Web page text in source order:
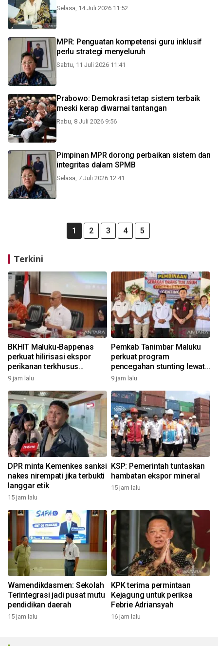
Selasa, 14 Juli 2026 11:52
MPR: Penguatan kompetensi guru inklusif
perlu strategi menyeluruh
Sabtu, 11 Juli 2026 11:41
Prabowo: Demokrasi tetap sistem terbaik
meski kerap diwarnai tantangan
Rabu, 8 Juli 2026 9:56
Pimpinan MPR dorong perbaikan sistem dan
integritas dalam SPMB
Selasa, 7 Juli 2026 12:41
1 2 3 4 5
Terkini
BKHIT Maluku-Bappenas
perkuat hilirisasi ekspor
perikanan terkhusus
komoditas TCT
9 jam lalu
Pemkab Tanimbar Maluku
perkuat program
pencegahan stunting lewat
Genting 2026
9 jam lalu
DPR minta Kemenkes sanksi
nakes nirempati jika terbukti
langgar etik
15 jam lalu
KSP: Pemerintah tuntaskan
hambatan ekspor mineral
15 jam lalu
Wamendikdasmen: Sekolah
Terintegrasi jadi pusat mutu
pendidikan daerah
15 jam lalu
KPK terima permintaan
Kejagung untuk periksa
Febrie Adriansyah
16 jam lalu